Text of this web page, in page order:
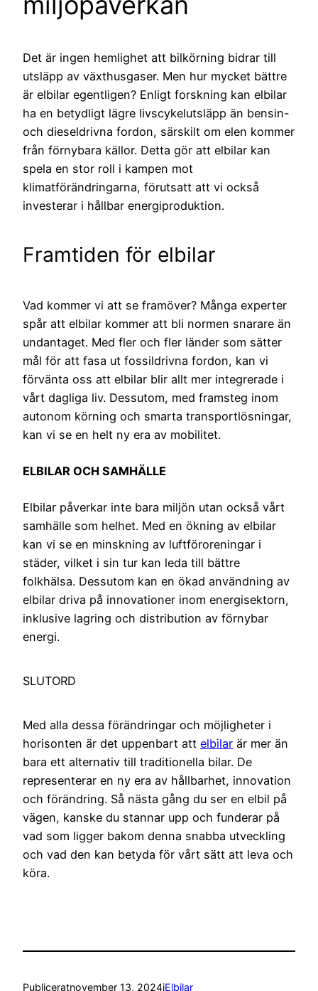
Det är ingen hemlighet att bilkörning bidrar till
utsläpp av växthusgaser. Men hur mycket bättre
är elbilar egentligen? Enligt forskning kan elbilar
ha en betydligt lägre livscykelutsläpp än bensin-
och dieseldrivna fordon, särskilt om elen kommer
från förnybara källor. Detta gör att elbilar kan
spela en stor roll i kampen mot
klimatförändringarna, förutsatt att vi också
investerar i hållbar energiproduktion.
Framtiden för elbilar
Vad kommer vi att se framöver? Många experter
spår att elbilar kommer att bli normen snarare än
undantaget. Med fler och fler länder som sätter
mål för att fasa ut fossildrivna fordon, kan vi
förvänta oss att elbilar blir allt mer integrerade i
vårt dagliga liv. Dessutom, med framsteg inom
autonom körning och smarta transportlösningar,
kan vi se en helt ny era av mobilitet.
ELBILAR OCH SAMHÄLLE
Elbilar påverkar inte bara miljön utan också vårt
samhälle som helhet. Med en ökning av elbilar
kan vi se en minskning av luftföroreningar i
städer, vilket i sin tur kan leda till bättre
folkhälsa. Dessutom kan en ökad användning av
elbilar driva på innovationer inom energisektorn,
inklusive lagring och distribution av förnybar
energi.
SLUTORD
Med alla dessa förändringar och möjligheter i
horisonten är det uppenbart att elbilar är mer än
bara ett alternativ till traditionella bilar. De
representerar en ny era av hållbarhet, innovation
och förändring. Så nästa gång du ser en elbil på
vägen, kanske du stannar upp och funderar på
vad som ligger bakom denna snabba utveckling
och vad den kan betyda för vårt sätt att leva och
köra.
Publiceratnovember 13, 2024iElbilar